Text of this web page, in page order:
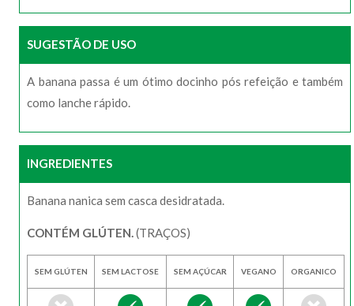
SUGESTÃO DE USO
A banana passa é um ótimo docinho pós refeição e também
como lanche rápido.
INGREDIENTES
Banana nanica sem casca desidratada.
CONTÉM GLÚTEN. (TRAÇOS)
SEM GLÚTEN SEM LACTOSE SEM AÇÚCAR VEGANO ORGANICO